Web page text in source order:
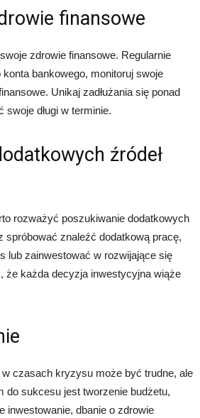
finansowe
zdrowie finansowe. Regularnie
bankowego, monitoruj swoje
Unikaj zadłużania się ponad
swoje długi w terminie.
źródeł
rozważyć poszukiwanie dodatkowych
spróbować znaleźć dodatkową pracę,
lub zainwestować w rozwijające się
że każda decyzja inwestycyjna wiąże
czasach kryzysu może być trudne, ale
do sukcesu jest tworzenie budżetu,
inwestowanie, dbanie o zdrowie